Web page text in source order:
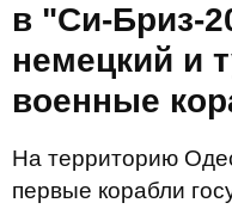
в "Си-Бриз-
немецкий и
военные
На территорию
первые корабли